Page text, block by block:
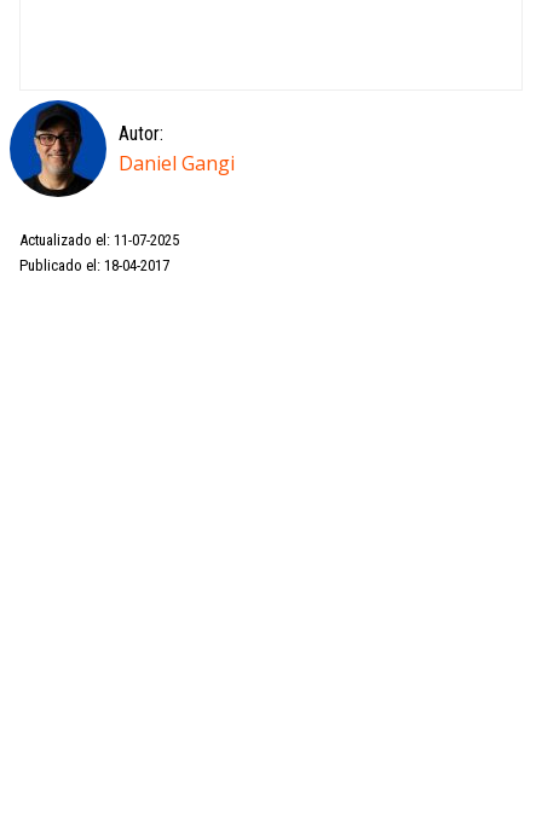
Autor:
Daniel Gangi
Actualizado el: 11-07-2025
Publicado el: 18-04-2017